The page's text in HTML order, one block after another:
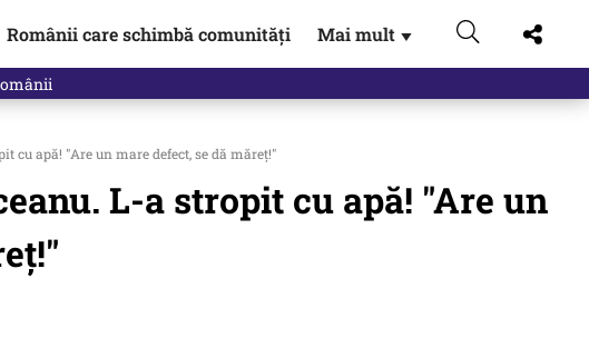
Românii care schimbă comunități Mai mult ▼
cu apă! "Are un mare defect, se dă măreț!"
L-a stropit cu apă! "Are un